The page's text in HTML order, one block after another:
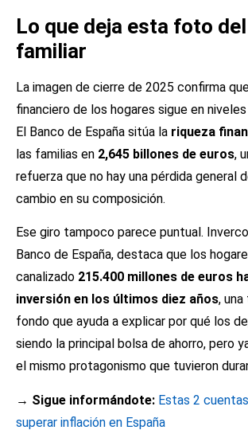
Lo que deja esta foto
familiar
La imagen de cierre de 2025 confirma
financiero de los hogares sigue en
El Banco de España sitúa la riqueza
las familias en 2,645 billones de euros,
refuerza que no hay una pérdida general
cambio en su composición.
Ese giro tampoco parece puntual.
Banco de España, destaca que los
canalizado 215.400 millones de euros
inversión en los últimos diez años,
fondo que ayuda a explicar por qué los
siendo la principal bolsa de ahorro, pero
el mismo protagonismo que tuvieron
→ Sigue informándote: Estas 2
superar inflación en España